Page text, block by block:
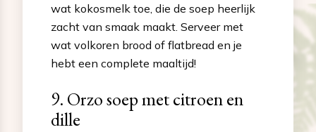
wat kokosmelk toe, die de soep heerlijk
zacht van smaak maakt. Serveer met
wat volkoren brood of flatbread en je
hebt een complete maaltijd!
9. Orzo soep met citroen en
dille